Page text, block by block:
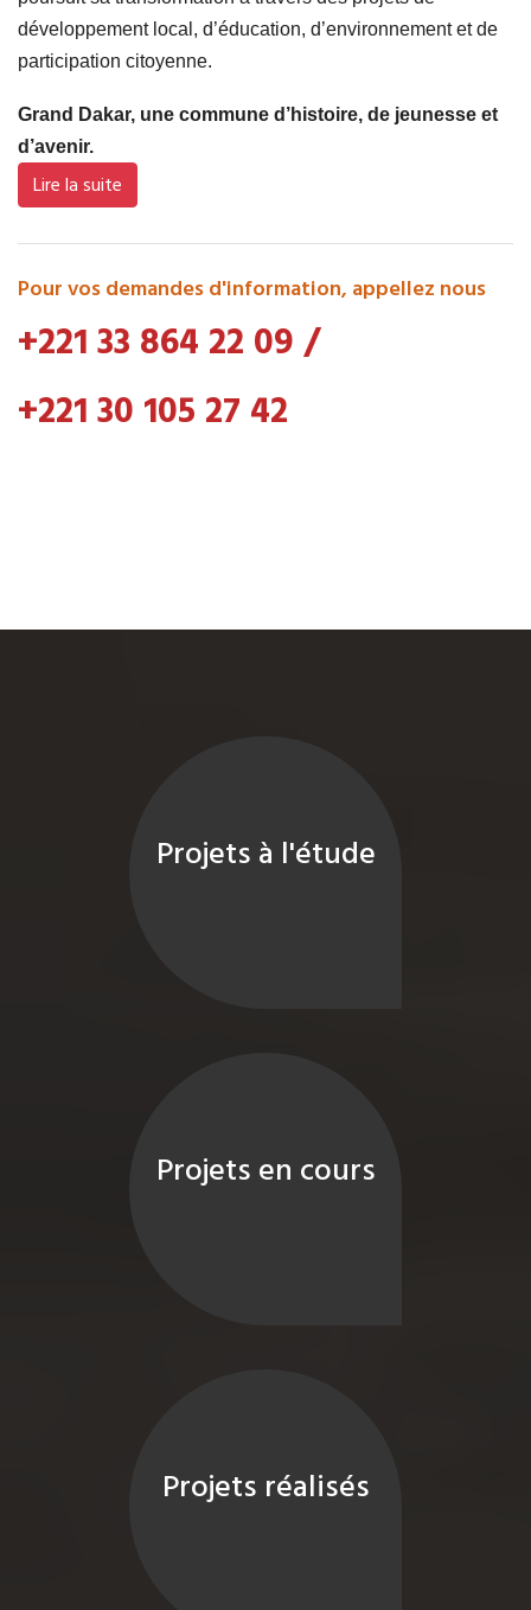
développement local, d’éducation, d’environnement et de
participation citoyenne.
Grand Dakar, une commune d’histoire, de jeunesse et
d’avenir.
Lire la suite
Pour vos demandes d'information, appellez nous
+221 33 864 22 09/
+221 30 105 27 42
Projets à l'étude
Projets en cours
Projets réalisés